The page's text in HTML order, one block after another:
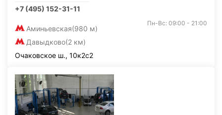
+7 (495) 152-31-11
Аминьевская(980 м)
Давыдково(2 км)
Пн-Вс: 09:00 - 21:00
Очаковское ш., 10к2с2